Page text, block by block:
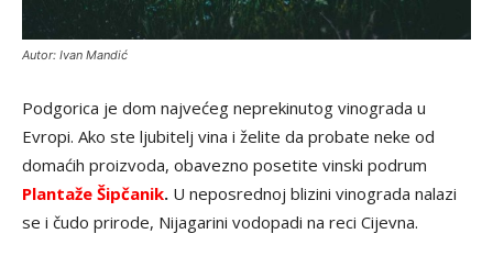
Autor: Ivan Mandić
Podgorica je dom najvećeg neprekinutog vinograda u
Evropi. Ako ste ljubitelj vina i želite da probate neke od
domaćih proizvoda, obavezno posetite vinski podrum
Plantaže Šipčanik. U neposrednoj blizini vinograda nalazi
se i čudo prirode, Nijagarini vodopadi na reci Cijevna.